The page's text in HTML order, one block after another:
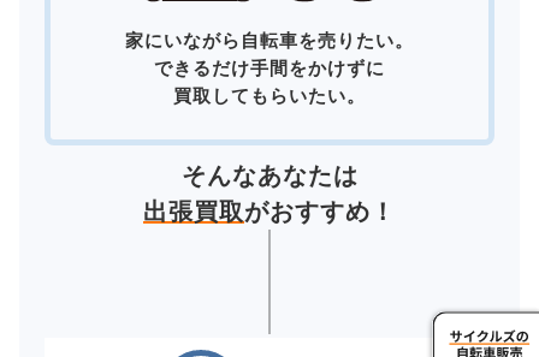
家にいながら自転車を売りたい。
できるだけ手間をかけずに
買取してもらいたい。
そんなあなたは
出張買取がおすすめ！